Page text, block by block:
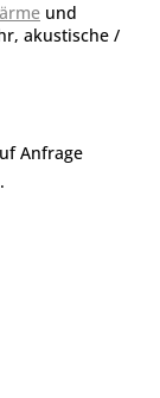
und
akustische /
Anfrage